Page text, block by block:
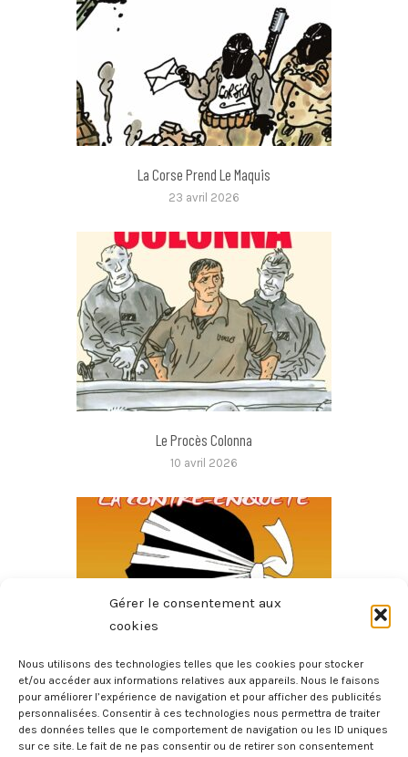
Gérer le consentement aux
cookies
Nous utilisons des technologies telles que les cookies pour stocker
et/ou accéder aux informations relatives aux appareils. Nous le faisons
pour améliorer l’expérience de navigation et pour afficher des publicités
personnalisées. Consentir à ces technologies nous permettra de traiter
des données telles que le comportement de navigation ou les ID uniques
sur ce site. Le fait de ne pas consentir ou de retirer son consentement
La Corse Prend Le Maquis
23 avril 2026
Le Procès Colonna
10 avril 2026
Le Dossier Corse – La Contre-Enquête
6 mars 2026